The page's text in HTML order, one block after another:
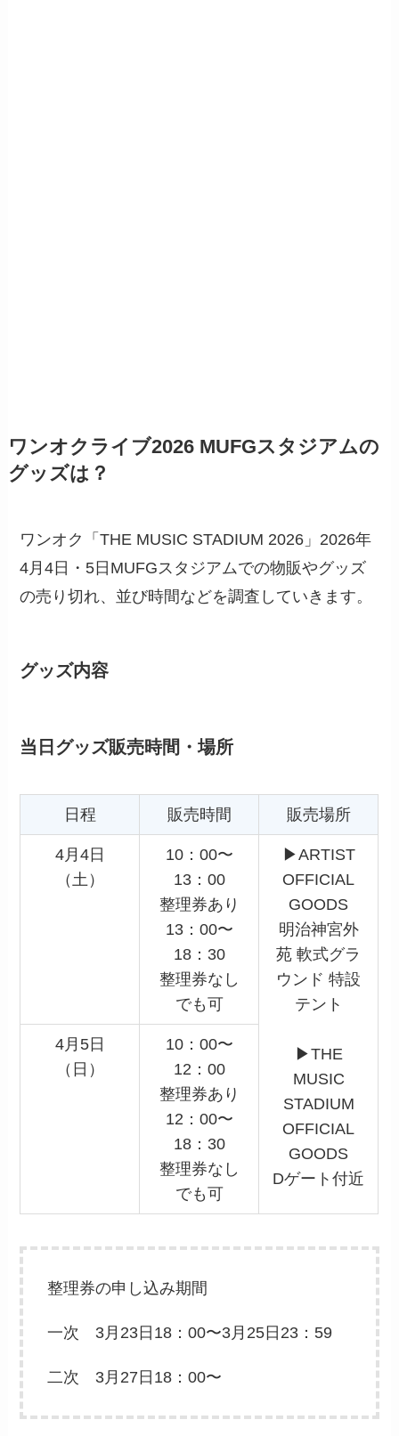
ワンオクライブ2026 MUFGスタジアムの
グッズは？
ワンオク「THE MUSIC STADIUM 2026​」2026年
4月4日・5日MUFGスタジアムでの物販やグッズ
の売り切れ、並び時間などを調査していきます。
グッズ内容
当日グッズ販売時間・場所
日程 販売時間 販売場所
4月4日
（土）
10：00〜
13：00
整理券あり
13：00〜
18：30
整理券なし
でも可
▶︎ARTIST
OFFICIAL
GOODS
明治神宮外
苑 軟式グラ
ウンド 特設
テント
▶︎THE
MUSIC
STADIUM
OFFICIAL
GOODS
Dゲート付近
4月5日
（日）
10：00〜
12：00
整理券あり
12：00〜
18：30
整理券なし
でも可
整理券の申し込み期間
一次 3月23日18：00〜3月25日23：59
二次 3月27日18：00〜